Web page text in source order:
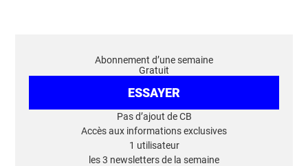
Abonnement d’une semaine
Gratuit
ESSAYER
Pas d’ajout de CB
Accès aux informations exclusives
1 utilisateur
les 3 newsletters de la semaine